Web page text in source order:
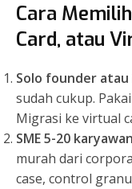
Cara
Card, atau
Solo founder
sudah cukup.
Migrasi ke virtual
SME 5-20 karyawan
murah dari
case, control